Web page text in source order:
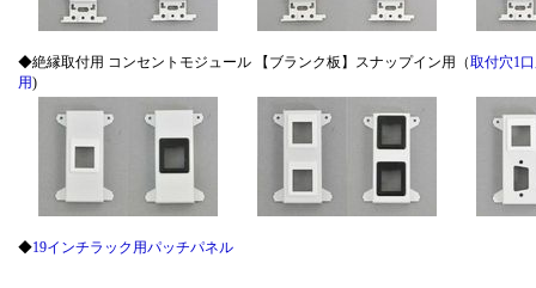
◆絶縁取付用 コンセントモジュール 【ブランク板】スナップイン用（取付穴1
用)
◆19インチラック用パッチパネル